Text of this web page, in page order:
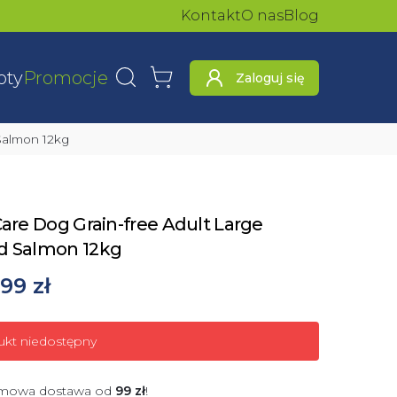
KontaktO nasBlog
Promocje WyszukajKoszyk Zaloguj się
12kg
Dog Grain-free Adult Large
Salmon 12kg
zł
niedostępny
dostawa od 99 zł!